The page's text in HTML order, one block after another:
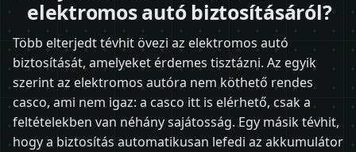
elektromos autó biztosításáról?
Több elterjedt tévhit övezi az elektromos autó
biztosítását, amelyeket érdemes tisztázni. Az egyik
szerint az elektromos autóra nem köthető rendes
casco, ami nem igaz: a casco itt is elérhető, csak a
feltételekben van néhány sajátosság. Egy másik tévhit,
hogy a biztosítás automatikusan lefedi az akkumulátor